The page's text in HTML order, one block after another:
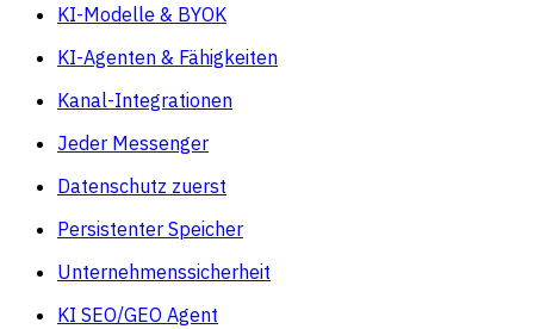
KI-Modelle & BYOK
KI-Agenten & Fähigkeiten
Kanal-Integrationen
Jeder Messenger
Datenschutz zuerst
Persistenter Speicher
Unternehmenssicherheit
KI SEO/GEO Agent